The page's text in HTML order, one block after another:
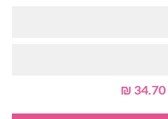
34.70 ₪